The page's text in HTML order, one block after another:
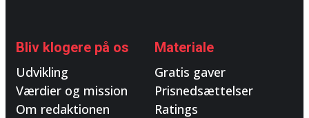
Bliv klogere på os
Udvikling
Værdier og mission
Om redaktionen
Materiale
Gratis gaver
Prisnedsættelser
Ratings